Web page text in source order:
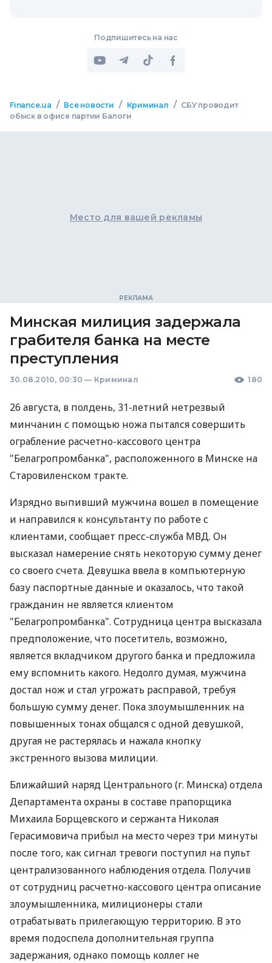
Подпишитесь на нас
Finance.ua / Все новости / Криминал / СБУ проводит
обыск в офисе партии Балоги
Место для вашей рекламы
Минская милиция задержала
грабителя банка на месте
преступления
30.08.2010, 00:30 — Криминал 180
26 августа, в полдень, 31-летний нетрезвый
минчанин с помощью ножа пытался совершить
ограбление расчетно-кассового центра
"Белагропромбанка", расположенного в Минске на
Старовиленском тракте.
Изрядно выпивший мужчина вошел в помещение
и направился к консультанту по работе с
клиентами, сообщает пресс-служба МВД. Он
высказал намерение снять некоторую сумму денег
со своего счета. Девушка ввела в компьютерную
базу паспортные данные и оказалось, что такой
гражданин не является клиентом
"Белагропромбанка". Сотрудница центра высказала
предположение, что посетитель, возможно,
является вкладчиком другого банка и предложила
ему вспомнить какого. Недолго думая, мужчина
достал нож и стал угрожать расправой, требуя
большую сумму денег. Пока злоумышленник на
повышенных тонах общался с одной девушкой,
другая не растерялась и нажала кнопку
экстренного вызова милиции.
Ближайший наряд Центрального (г. Минска) отдела
Департамента охраны в составе прапорщика
Михаила Борщевского и сержанта Николая
Герасимовича прибыл на место через три минуты
после того, как сигнал тревоги поступил на пульт
централизованного наблюдения отдела. Получив
от сотрудниц расчетно-кассового центра описание
злоумышленника, милиционеры стали
отрабатывать прилегающую территорию. В это
время подоспела дополнительная группа
задержания, однако помощь коллег не